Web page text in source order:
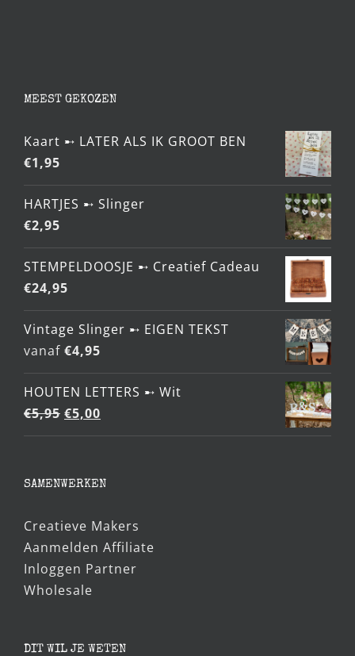
MEEST GEKOZEN
Kaart ➸ LATER ALS IK GROOT BEN
€1,95
HARTJES ➸ Slinger
€2,95
STEMPELDOOSJE ➸ Creatief Cadeau
€24,95
Vintage Slinger ➸ EIGEN TEKST
vanaf €4,95
HOUTEN LETTERS ➸ Wit
€5,95 Oorspronkelijke
prijs
€5,95.
€5,00
prijs
€5,00.
SAMENWERKEN
Creatieve Makers
Aanmelden Affiliate
Inloggen Partner
Wholesale
DIT WIL JE WETEN